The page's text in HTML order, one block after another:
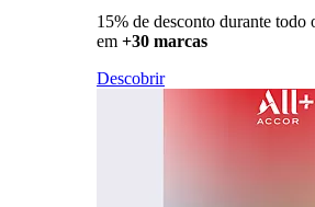
15% de desconto durante todo
em +30 marcas
Descobrir